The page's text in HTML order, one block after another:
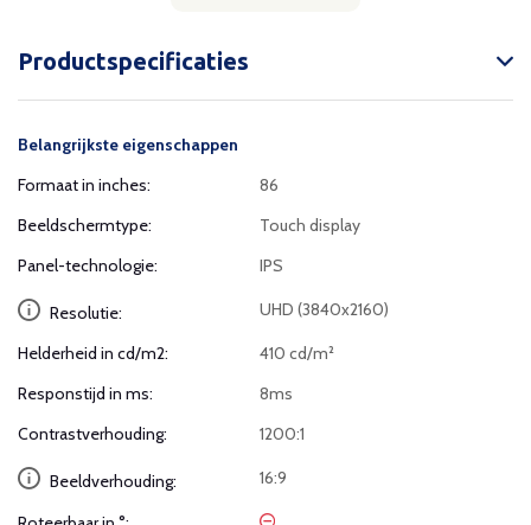
Productspecificaties
Belangrijkste eigenschappen
Formaat in inches:
86
Beeldschermtype:
Touch display
Panel-technologie:
IPS
Resolutie: UHD (3840x2160)
Helderheid in cd/m2:
410 cd/m²
Responstijd in ms:
8ms
Contrastverhouding:
1200:1
Beeldverhouding: 16:9